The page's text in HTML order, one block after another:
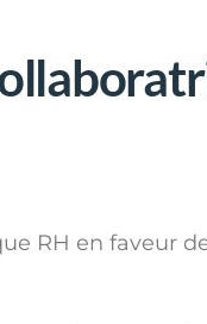
RH en faveur